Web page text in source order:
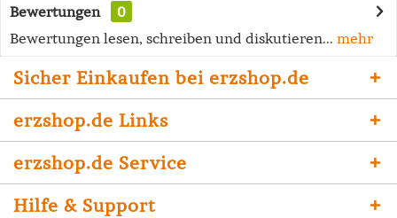
Bewertungen
0
Bewertungen lesen, schreiben und diskutieren... mehr
Sicher Einkaufen bei erzshop.de
erzshop.de Links
erzshop.de Service
Hilfe & Support